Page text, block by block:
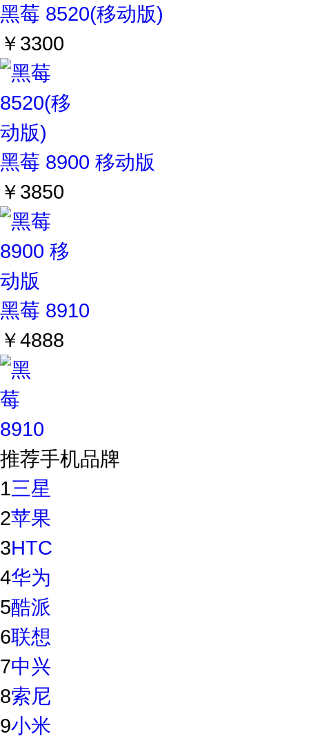
黑莓 8520(移动版)
￥3300
黑莓 8900 移动版
￥3850
黑莓 8910
￥4888
推荐手机品牌
1三星
2苹果
3HTC
4华为
5酷派
6联想
7中兴
8索尼
9小米